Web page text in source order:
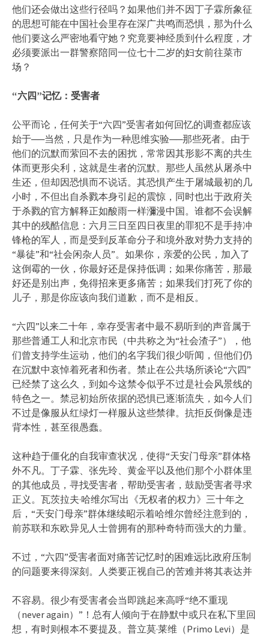
他们还会做出这些行径吗？如果他们并不因丁子霖所象征
的思想可能在中国社会里存在深广共鸣而恐惧，那为什么
他们要这么严密地看守她？究竟要神经质到什么程度，才
必须要派出一群警察陪同一位七十二岁的妇女前往菜市
场？
“六四”记忆：受害者
公平而论，任何关于“六四”受害者如何回忆的调查都应该
始于──当然，只是作为一种思维实验──那些死者。由于
他们的沉默而萦回不去的困扰，常常因其形影不离的共生
体而更形尖利，这就是生者的沉默。那些人虽然从屠杀中
生还，但却因恐惧而不说话。其恐惧产生于屠城最初的几
小时，不但出自杀戮本身引起的震惊，同时也出于政府关
于杀戮的官方解释正如酸雨一样瀰漫中国。谁都不会误解
其中的残酷信息：六月三日至四日夜里的罪犯不是手持冲
锋枪的军人，而是受到反革命分子和境外敌对势力支持的
“暴徒”和“社会闲杂人员”。如果你，亲爱的公民，加入了
这倒霉的一伙，你最好还是保持低调；如果你痛苦，那最
好还是别出声，免得招来更多痛苦；如果我们打死了你的
儿子，那是你应该向我们道歉，而不是相反。
“六四”以来二十年，幸存受害者中最不易听到的声音属于
那些普通工人和北京市民（中共称之为“社会渣子”），他
们曾支持学生运动，他们的名字我们很少听闻，但他们仍
在沉默中哀悼着死者和伤者。禁止在公共场所谈论“六四”
已经禁了这么久，到如今这禁令似乎不过是社会风景线的
特色之一。禁忌初始所依据的恐惧已逐渐流失，如今人们
不过是像服从红绿灯一样服从这些禁律。抗拒反倒像是违
背本性，甚至很愚蠢。
这种趋于僵化的自我审查状况，使得“天安门母亲”群体格
外不凡。丁子霖、张先玲、黄金平以及他们那个小群体里
的其他成员，寻找受害者，帮助受害者，鼓励受害者寻求
正义。瓦茨拉夫·哈维尔写出《无权者的权力》三十年之
后，“天安门母亲”群体继续昭示着哈维尔曾经注意到的，
前苏联和东欧异见人士曾拥有的那种奇特而强大的力量。
不过，“六四”受害者面对痛苦记忆时的困难远比政府压制
的问题要来得深刻。人类要正视自己的苦难并将其表达并
不容易。很少有受害者会当即跳起来高呼“绝不重现
（never again）”！总有人倾向于在静默中或只在私下里回
想，有时则根本不要提及。普立莫·莱维（Primo Levi）是